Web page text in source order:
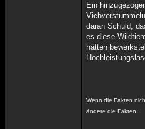
Ein
daran Schuld,
es diese
hätten
Wenn die Fakten
ändere die Fakten...